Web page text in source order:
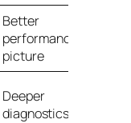
Better
performance
picture
Deeper
diagnostics